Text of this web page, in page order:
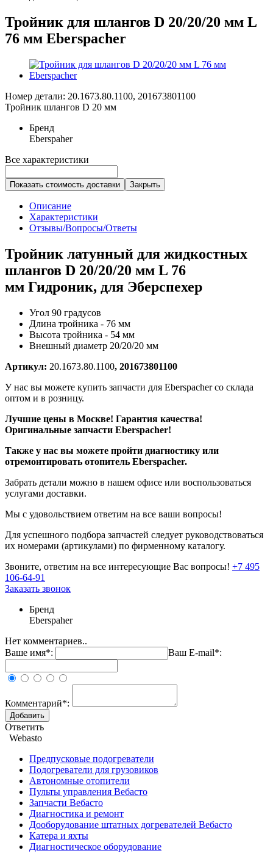
Тройник для шлангов D 20/20/20 мм L
76 мм Eberspacher
Номер детали: 20.1673.80.1100, 201673801100
Тройник шлангов D 20 мм
Бренд
Eberspaher
Все характеристики
Показать стоимость доставки Закрыть
Описание
Характеристики
Отзывы/Вопросы/Ответы
Тройник латунный для жидкостных
шлангов D 20/20/20 мм L 76
мм Гидроник, для Эберспехер
Угол 90 градусов
Длина тройника - 76 мм
Высота тройника - 54 мм
Внешный диаметр 20/20/20 мм
Артикул: 20.1673.80.1100, 201673801100
У нас вы можете купить запчасти для Eberspacher со склада
оптом и в розницу.
Лучшие цены в Москве! Гарантия качества!
Оригинальные запчасти Eberspacher!
Также у нас вы можете пройти диагностику или
отремонтировать отопитель Eberspacher.
Забрать детали можно в нашем офисе или воспользоваться
услугами доставки.
Мы с удовольствием ответим на все ваши вопросы!
Для успешного подбора запчастей следует руководствоваться
их номерами (артикулами) по фирменному каталогу.
Звоните, ответим на все интересующие Вас вопросы! +7 495
106-64-91
Заказать звонок
Бренд
Eberspaher
Нет комментариев..
Ваше имя*:
Ваш E-mail*:
Комментарий*:
Ответить
Webasto
Предпусковые подогреватели
Подогреватели для грузовиков
Автономные отопители
Пульты управления Вебасто
Запчасти Вебасто
Диагностика и ремонт
Дооборудование штатных догревателей Вебасто
Катера и яхты
Диагностическое оборудование